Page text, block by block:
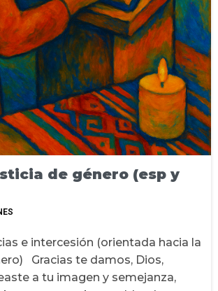
de género (esp y
e intercesión (orientada hacia la
Gracias te damos, Dios,
a tu imagen y semejanza,